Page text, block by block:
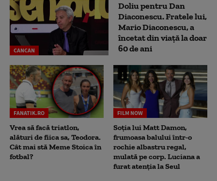
CANCAN
Doliu pentru Dan
Diaconescu. Fratele lui,
Mario Diaconescu, a
încetat din viață la doar
60 de ani
FANATIK.RO
Vrea să facă triatlon,
alături de fiica sa, Teodora.
Cât mai stă Meme Stoica în
fotbal?
FILM NOW
Soția lui Matt Damon,
frumoasa balului într-o
rochie albastru regal,
mulată pe corp. Luciana a
furat atenția la Seul